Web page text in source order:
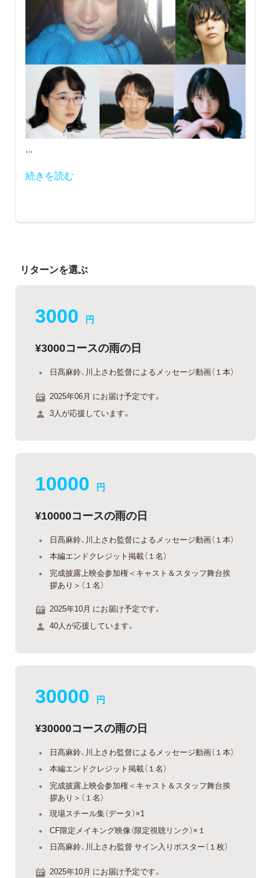
...
続きを読む
リターンを選ぶ
3000 円
¥3000コースの雨の日
日髙麻鈴、川上さわ監督によるメッセージ動画（１本）
2025年06月 にお届け予定です。
3人が応援しています。
10000 円
¥10000コースの雨の日
日髙麻鈴、川上さわ監督によるメッセージ動画（１本）
本編エンドクレジット掲載（１名）
完成披露上映会︎参加権＜キャスト＆スタッフ舞台挨
拶あり＞（１名）
2025年10月 にお届け予定です。
40人が応援しています。
30000 円
¥30000コースの雨の日
日髙麻鈴、川上さわ監督によるメッセージ動画（１本）
本編エンドクレジット掲載（１名）
完成披露上映会︎参加権＜キャスト＆スタッフ舞台挨
拶あり＞（１名）
現場スチール集（データ）×1
CF限定メイキング映像（限定視聴リンク）×１
日髙麻鈴、川上さわ監督 サイン入りポスター（１枚）
2025年10月 にお届け予定です。